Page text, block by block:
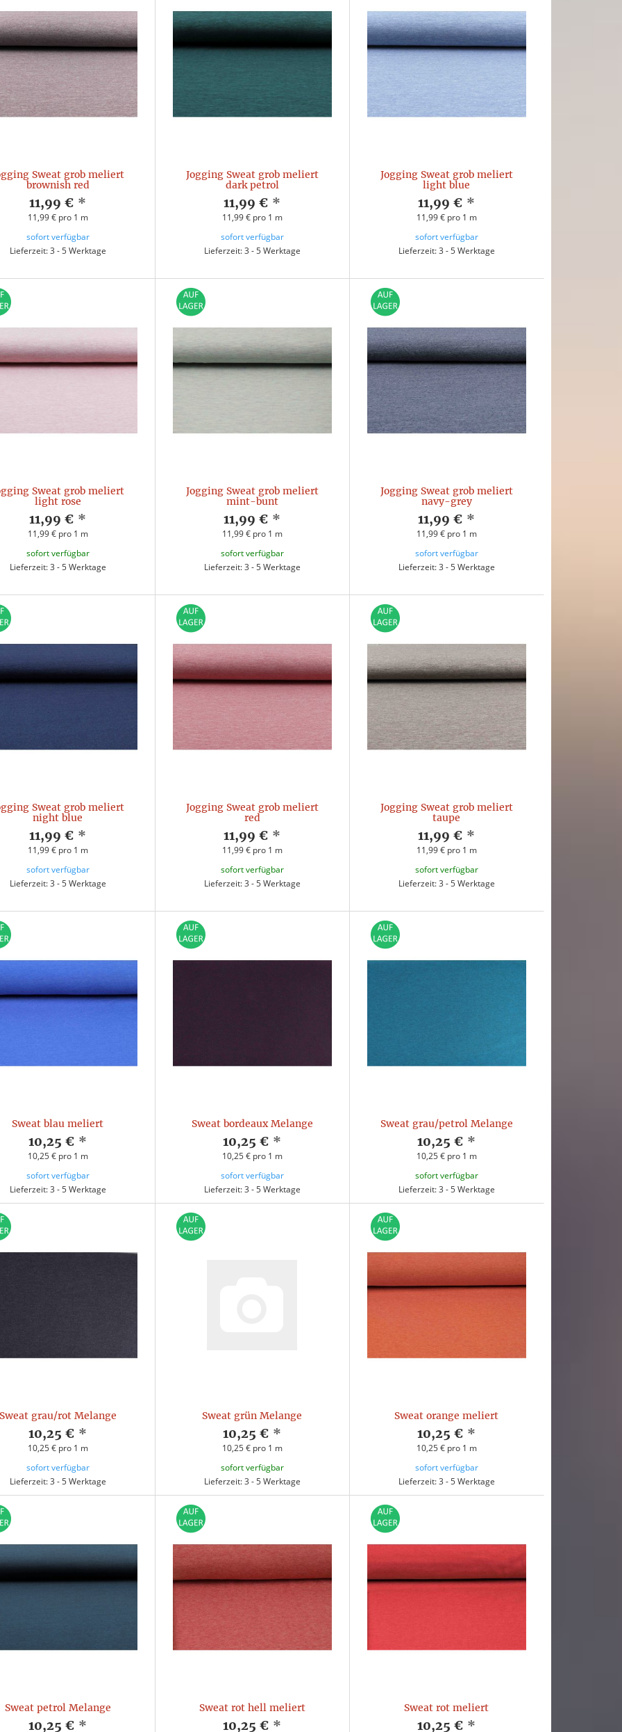
Sweat grob meliert
brownish red
11,99 € *
11,99 € pro 1 m
sofort verfügbar
Lieferzeit: 3 - 5 Werktage
Jogging Sweat grob meliert
dark petrol
11,99 € *
11,99 € pro 1 m
sofort verfügbar
Lieferzeit: 3 - 5 Werktage
Jogging Sweat grob meliert
light blue
11,99 € *
11,99 € pro 1 m
sofort verfügbar
Lieferzeit: 3 - 5 Werktage
Sweat grob meliert
light rose
11,99 € *
11,99 € pro 1 m
sofort verfügbar
Lieferzeit: 3 - 5 Werktage
Jogging Sweat grob meliert
mint-bunt
11,99 € *
11,99 € pro 1 m
sofort verfügbar
Lieferzeit: 3 - 5 Werktage
Jogging Sweat grob meliert
navy-grey
11,99 € *
11,99 € pro 1 m
sofort verfügbar
Lieferzeit: 3 - 5 Werktage
Sweat grob meliert
night blue
11,99 € *
11,99 € pro 1 m
sofort verfügbar
Lieferzeit: 3 - 5 Werktage
Jogging Sweat grob meliert
red
11,99 € *
11,99 € pro 1 m
sofort verfügbar
Lieferzeit: 3 - 5 Werktage
Jogging Sweat grob meliert
taupe
11,99 € *
11,99 € pro 1 m
sofort verfügbar
Lieferzeit: 3 - 5 Werktage
Sweat blau meliert
10,25 € *
10,25 € pro 1 m
sofort verfügbar
Lieferzeit: 3 - 5 Werktage
Sweat bordeaux Melange
10,25 € *
10,25 € pro 1 m
sofort verfügbar
Lieferzeit: 3 - 5 Werktage
Sweat grau/petrol Melange
10,25 € *
10,25 € pro 1 m
sofort verfügbar
Lieferzeit: 3 - 5 Werktage
grau/rot Melange
10,25 € *
10,25 € pro 1 m
sofort verfügbar
Lieferzeit: 3 - 5 Werktage
Sweat grün Melange
10,25 € *
10,25 € pro 1 m
sofort verfügbar
Lieferzeit: 3 - 5 Werktage
Sweat orange meliert
10,25 € *
10,25 € pro 1 m
sofort verfügbar
Lieferzeit: 3 - 5 Werktage
Sweat petrol Melange
10,25 € *
Sweat rot hell meliert
10,25 € *
Sweat rot meliert
10,25 € *